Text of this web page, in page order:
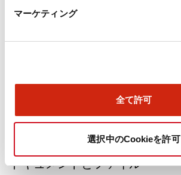
マーケティング
全て許可
選択中のCookieを許可
ドキュメントとファイル